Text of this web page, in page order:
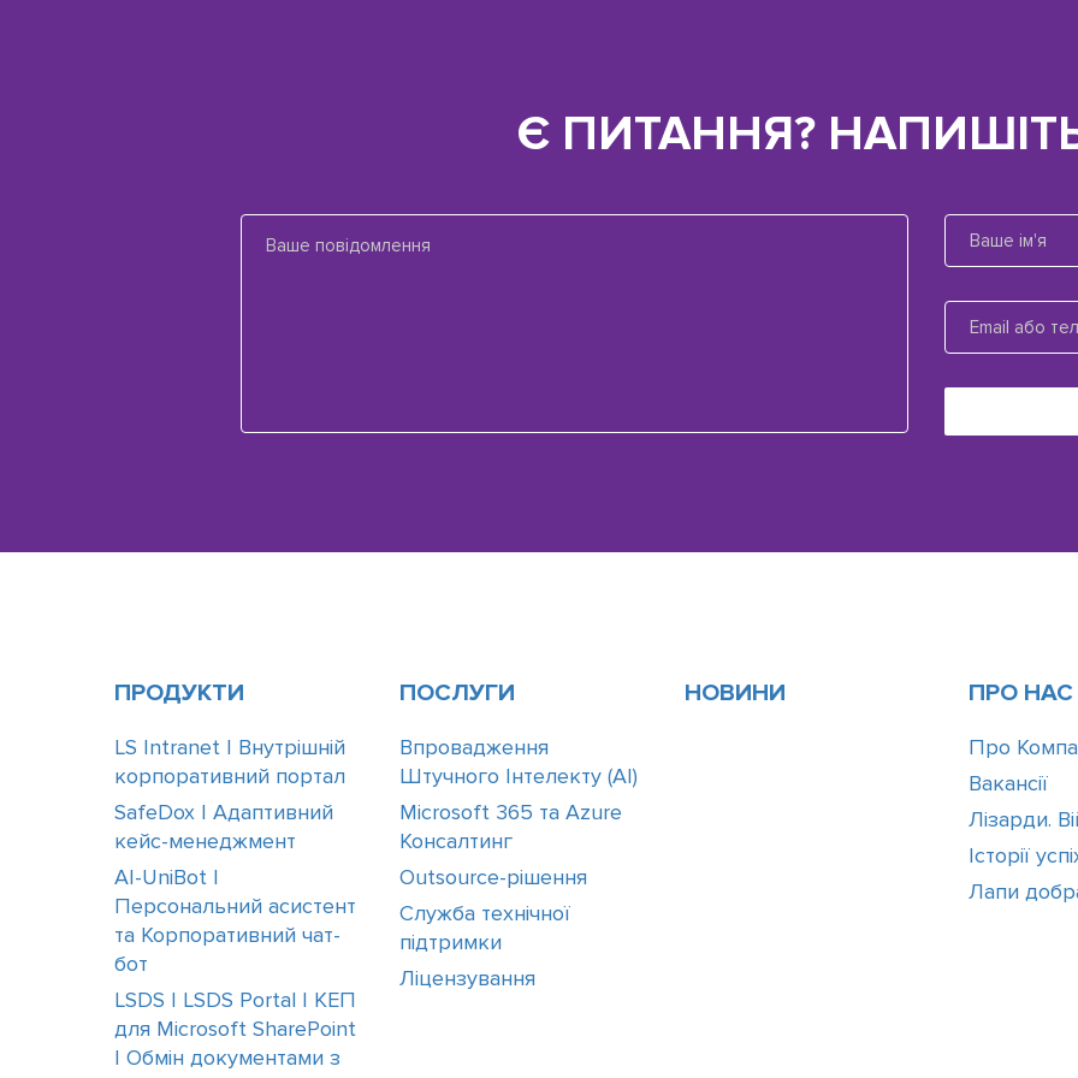
Є ПИТАННЯ?
ПРОДУКТИ
LS Intranet | Внутрішній
корпоративний портал
SafeDox | Адаптивний
кейс-менеджмент
AI-UniBot |
Персональний асистент
та Корпоративний чат-
бот
LSDS | LSDS Portal | КЕП
для Microsoft SharePoint
| Обмін документами з
ПОСЛУГИ
Впровадження
Штучного Інтелекту (АІ)
Microsoft 365 та Azure
Консалтинг
Outsource-рішення
Служба технічної
підтримки
Ліцензування
НОВИНИ ПРО НАС
Про
Вакансії
Лізарди.
Історії
Лапи